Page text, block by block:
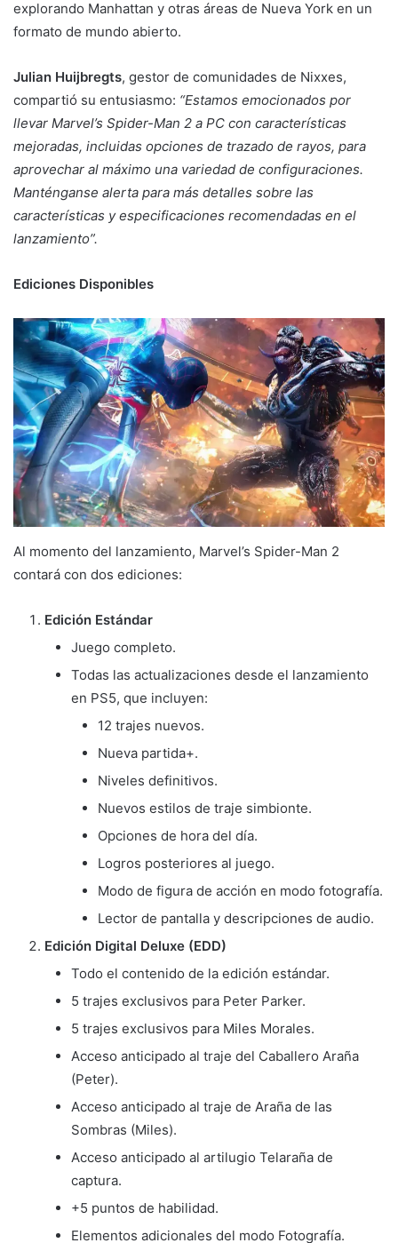
explorando Manhattan y otras áreas de Nueva York en un
formato de mundo abierto.
Julian Huijbregts, gestor de comunidades de Nixxes,
compartió su entusiasmo: “Estamos emocionados por
llevar Marvel’s Spider-Man 2 a PC con características
mejoradas, incluidas opciones de trazado de rayos, para
aprovechar al máximo una variedad de configuraciones.
Manténganse alerta para más detalles sobre las
características y especificaciones recomendadas en el
lanzamiento”.
Ediciones Disponibles
Al momento del lanzamiento, Marvel’s Spider-Man 2
contará con dos ediciones:
Edición Estándar
Juego completo.
Todas las actualizaciones desde el lanzamiento
en PS5, que incluyen:
12 trajes nuevos.
Nueva partida+.
Niveles definitivos.
Nuevos estilos de traje simbionte.
Opciones de hora del día.
Logros posteriores al juego.
Modo de figura de acción en modo fotografía.
Lector de pantalla y descripciones de audio.
Edición Digital Deluxe (EDD)
Todo el contenido de la edición estándar.
5 trajes exclusivos para Peter Parker.
5 trajes exclusivos para Miles Morales.
Acceso anticipado al traje del Caballero Araña
(Peter).
Acceso anticipado al traje de Araña de las
Sombras (Miles).
Acceso anticipado al artilugio Telaraña de
captura.
+5 puntos de habilidad.
Elementos adicionales del modo Fotografía.